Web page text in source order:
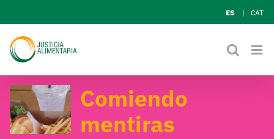
to
content
ES CAT
Comiendo
mentiras